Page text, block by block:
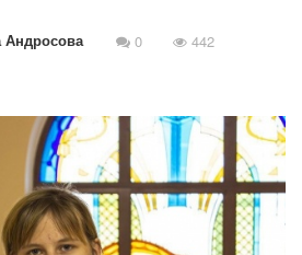
Андросова 0 442